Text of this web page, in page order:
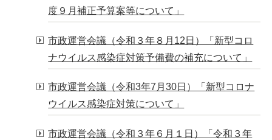
度９月補正予算案等について」
市政運営会議（令和３年８月12日）「新型コロ
ナウイルス感染症対策予備費の補充について」
市政運営会議（令和3年7月30日）「新型コロナ
ウイルス感染症対策について」
市政運営会議（令和３年６月１日）「令和３年